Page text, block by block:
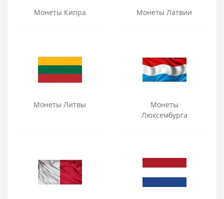
Монеты Кипра Монеты Латвии
Монеты Литвы
Монеты
Люксембурга